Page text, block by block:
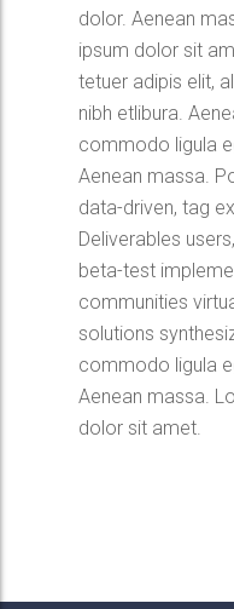
dolor. Aenean
ipsum dolor sit
tetuer adipis elit,
nibh etlibura.
commodo ligula
Aenean massa.
data-driven, tag
Deliverables
beta-test
communities
solutions
commodo ligula
Aenean massa.
dolor sit amet.